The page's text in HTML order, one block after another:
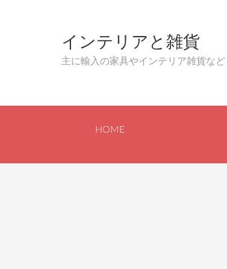
インテリアと雑貨
主に輸入の家具やインテリア雑貨など
HOME